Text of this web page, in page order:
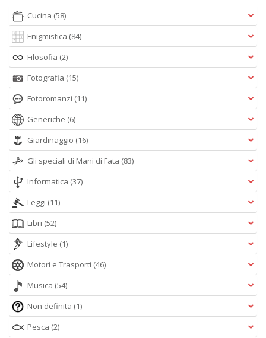
Cucina (58)
Enigmistica (84)
Filosofia (2)
Fotografia (15)
Fotoromanzi (11)
Generiche (6)
Giardinaggio (16)
Gli speciali di Mani di Fata (83)
Informatica (37)
Leggi (11)
Libri (52)
Lifestyle (1)
Motori e Trasporti (46)
Musica (54)
Non definita (1)
Pesca (2)